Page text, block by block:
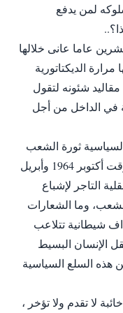
لمن يدفع
عاما عانى خلالها
الديكتاتورية
شئونه لتقول
في الداخل من أجل
ثورة الشعب
السوداني العظيم ، فقد سبق لها ان سرقت أكتوبر 1964 وأبريل
التاجر لإشباع
وما الشعارات
شيطانية تتلاعب
الإنسان البسيط
هذه السلع السياسية
لا تقدم ولا تؤخر ،